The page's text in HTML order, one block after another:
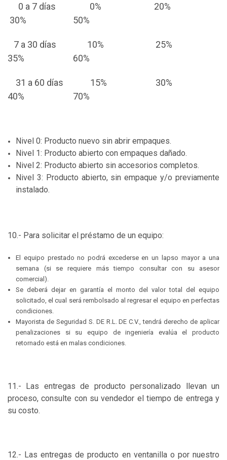
0 a 7 días 0% 20%
30% 50%
7 a 30 días 10% 25%
35% 60%
31 a 60 días 15% 30%
40% 70%
Nivel 0: Producto nuevo sin abrir empaques.
Nivel 1: Producto abierto con empaques dañado.
Nivel 2: Producto abierto sin accesorios completos.
Nivel 3: Producto abierto, sin empaque y/o previamente
instalado.
10.- Para solicitar el préstamo de un equipo:
El equipo prestado no podrá excederse en un lapso mayor a una
semana (si se requiere más tiempo consultar con su asesor
comercial).
Se deberá dejar en garantía el monto del valor total del equipo
solicitado, el cual será rembolsado al regresar el equipo en perfectas
condiciones.
Mayorista de Seguridad S. DE R.L. DE C.V., tendrá derecho de aplicar
penalizaciones si su equipo de ingeniería evalúa el producto
retornado está en malas condiciones.
11.- Las entregas de producto personalizado llevan un
proceso, consulte con su vendedor el tiempo de entrega y
su costo.
12.- Las entregas de producto en ventanilla o por nuestro